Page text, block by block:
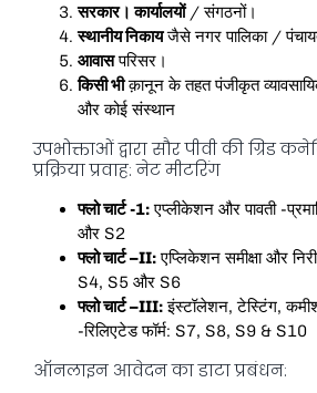
सरकार। कार्यालयों/ संगठनों।
स्थानीय निकायजैसे नगर पालिका /
आवासपरिसर।
किसी भीक़ानून के तहत पंजीकृत
और कोई संस्थान
उपभोक्ताओं द्वारा सौर पीवी की ग्रिड
प्रक्रिया प्रवाह: नेट मीटरिंग
फ्लो चार्ट -1:एप्लीकेशन और पावती -
और S2
फ्लो चार्ट –II:एप्लिकेशन समीक्षा और
S4, S5 और S6
फ्लो चार्ट –III:इंस्टॉलेशन, टेस्टिंग,
-रिलिएटेड फॉर्म: S7, S8, S9 & S10
ऑनलाइन आवेदन का डाटा प्रबंधन: